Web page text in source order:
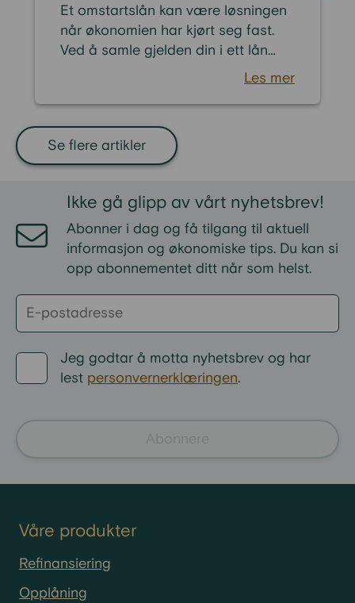
Et omstartslån kan være løsningen
når økonomien har kjørt seg fast.
Ved å samle gjelden din i ett lån
med sikkerhet i boligen, kan du
rydde opp i betalingsproblemer,
fjerne betalingsanmerkninger og
gjenvinne kontrollen over
økonomien. Med et omstartslån kan
du starte på nytt – å ta tilbake
Les mer
Se flere artikler
Ikke gå glipp av vårt nyhetsbrev!
Abonner i dag og få tilgang til aktuell
informasjon og økonomiske tips. Du kan si
opp abonnementet ditt når som helst.
Jeg godtar å motta nyhetsbrev og har
lest personvernerklæringen.
Abonnere
Våre produkter
Refinansiering
Opplåning